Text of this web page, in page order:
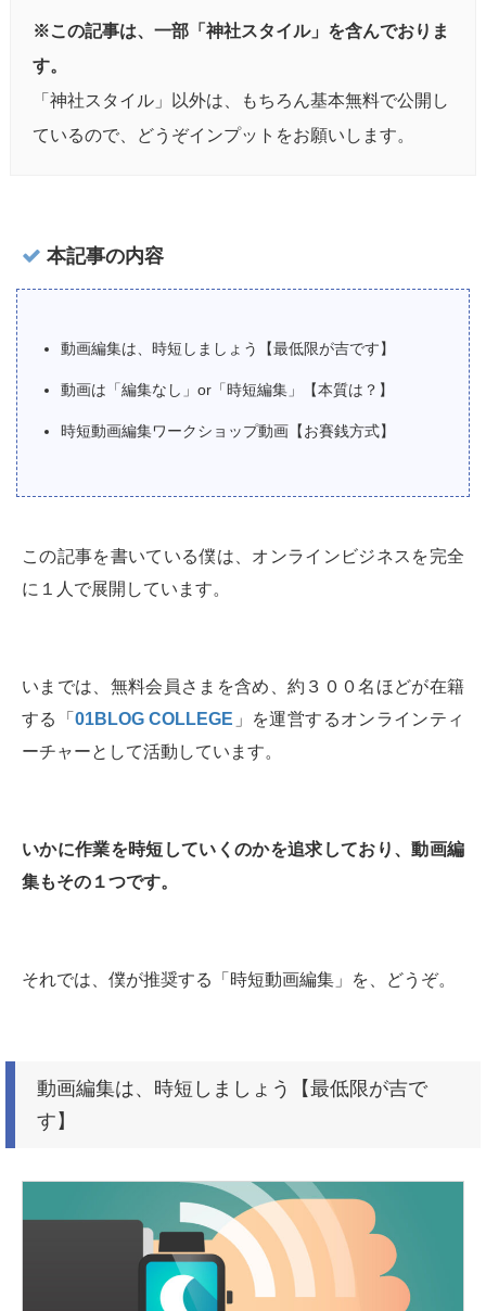
※この記事は、一部「神社スタイル」を含んでおりま
す。
「神社スタイル」以外は、もちろん基本無料で公開し
ているので、どうぞインプットをお願いします。
本記事の内容
動画編集は、時短しましょう【最低限が吉です】
動画は「編集なし」or「時短編集」【本質は？】
時短動画編集ワークショップ動画【お賽銭方式】
この記事を書いている僕は、オンラインビジネスを完全
に１人で展開しています。
いまでは、無料会員さまを含め、約３００名ほどが在籍
する「01BLOG COLLEGE 」を運営するオンラインティ
ーチャーとして活動しています。
いかに作業を時短していくのかを追求しており、動画編
集もその１つです。
それでは、僕が推奨する「時短動画編集」を、どうぞ。
動画編集は、時短しましょう【最低限が吉で
す】